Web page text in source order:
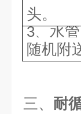
头。
3、水
随机附
三、 耐